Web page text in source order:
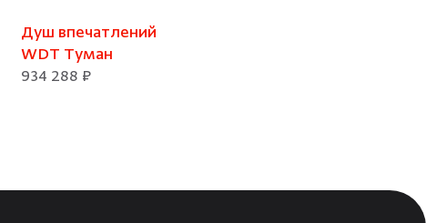
Душ впечатлений
WDT Туман
934 288 ₽